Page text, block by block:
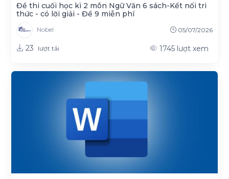
Đề thi cuối học kì 2 môn Ngữ Văn 6 sách-Kết nối tri
thức - có lời giải - Đề 9 miễn phí
Nobel 05/07/2026
23 lượt tải 1745 lượt xem